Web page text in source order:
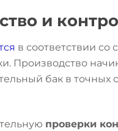
и
в соответствии со
Производство
бак в точных
проверки